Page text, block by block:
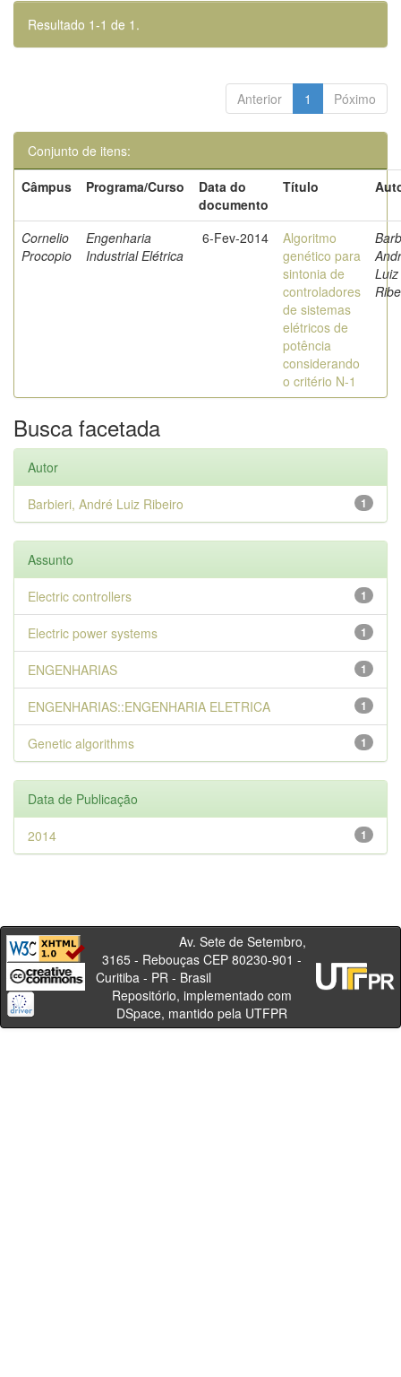
Resultado 1-1 de 1.
Anterior 1 Póximo
Conjunto de itens:
Câmpus
Programa/Curso
Data do
documento
Título
Cornelio
Procopio
Engenharia
Industrial Elétrica
6-Fev-2014
Algoritmo
genético para
sintonia de
controladores
de sistemas
elétricos de
potência
considerando
o critério N-1
Luiz
Busca facetada
Autor
1
Barbieri, André Luiz Ribeiro
Assunto
1
Electric controllers
1
Electric power systems
1
ENGENHARIAS
1
ENGENHARIAS::ENGENHARIA ELETRICA
1
Genetic algorithms
Data de Publicação
1
2014
Av. Sete de Setembro,
3165 - Rebouças CEP 80230-901 -
Curitiba - PR - Brasil
Repositório, implementado com
DSpace, mantido pela UTFPR